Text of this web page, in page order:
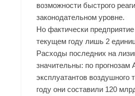
возможности быстрого
законодательном уровне.
Но фактически
текущем году лишь 2
Расходы последних на
значительны: по прогнозам
эксплуатантов воздушного
году они составили 120